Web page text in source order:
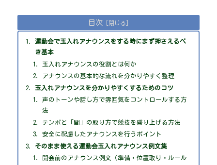
目次
運動会で玉入れアナウンスをする時にまず押さえるべ
き基本
玉入れアナウンスの役割とは何か
アナウンスの基本的な流れを分かりやすく整理
玉入れアナウンスを分かりやすくするためのコツ
声のトーンや話し方で雰囲気をコントロールする方
法
テンポと「間」の取り方で競技を盛り上げる方法
安全に配慮したアナウンスを行うポイント
そのまま使える運動会玉入れアナウンス例文集
開会前のアナウンス例文（準備・位置取り・ルール